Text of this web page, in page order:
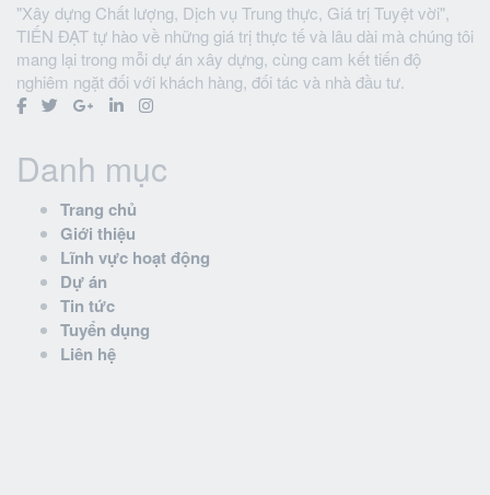
"Xây dựng Chất lượng, Dịch vụ Trung thực, Giá trị Tuyệt vời",
TIẾN ĐẠT tự hào về những giá trị thực tế và lâu dài mà chúng tôi
mang lại trong mỗi dự án xây dựng, cùng cam kết tiến độ
nghiêm ngặt đối với khách hàng, đối tác và nhà đầu tư.
Danh mục
Trang chủ
Giới thiệu
Lĩnh vực hoạt động
Dự án
Tin tức
Tuyển dụng
Liên hệ